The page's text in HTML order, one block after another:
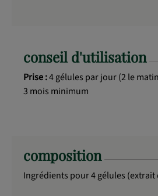
conseil d'utilisation
Prise :4 gélules par jour (2 le
3 mois minimum
composition
Ingrédients pour 4 gélules (extrait